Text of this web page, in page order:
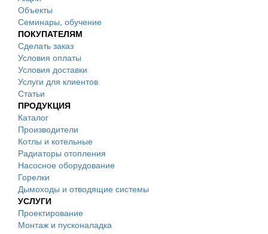
Объекты
Семинары, обучение
ПОКУПАТЕЛЯМ
Сделать заказ
Условия оплаты
Условия доставки
Услуги для клиентов
Статьи
ПРОДУКЦИЯ
Каталог
Производители
Котлы и котельные
Радиаторы отопления
Насосное оборудование
Горелки
Дымоходы и отводящие системы
УСЛУГИ
Проектирование
Монтаж и пусконаладка